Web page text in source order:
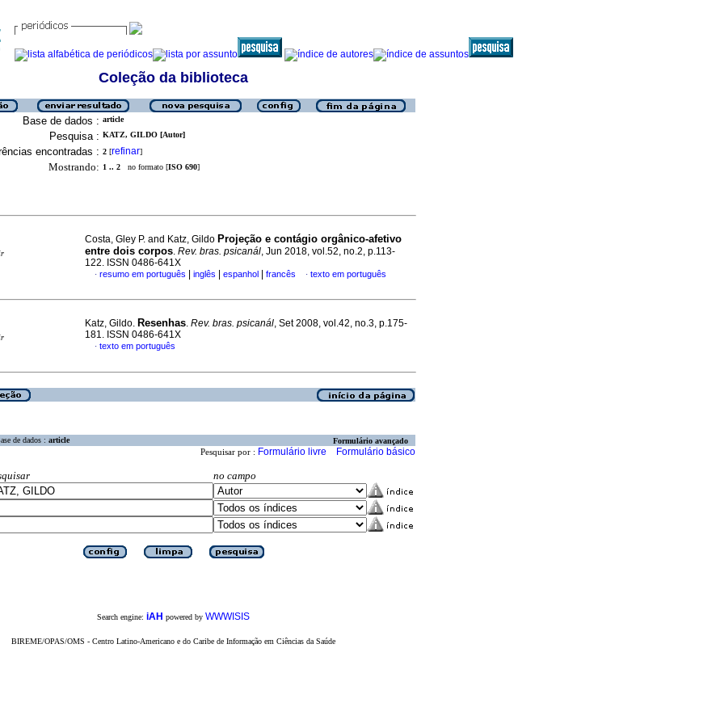
Coleção da biblioteca
Base de dados : article
Pesquisa : KATZ, GILDO [Autor]
encontradas : 2 [refinar]
Mostrando: 1 .. 2 no formato [ISO 690]
Costa, Gley P. and Katz, Gildo Projeção e contágio orgânico-afetivo
entre dois corpos. Rev. bras. psicanál, Jun 2018, vol.52, no.2, p.113-
122. ISSN 0486-641X
· resumo em português inglês espanhol francês · texto em português
Katz, Gildo. Resenhas. Rev. bras. psicanál, Set 2008, vol.42, no.3, p.175-
181. ISSN 0486-641X
· texto em português
de dados : article Formulário avançado
Pesquisar por : Formulário livre Formulário básico
no campo
Search engine: iAH powered by WWWISIS
BIREME/OPAS/OMS - Centro Latino-Americano e do Caribe de Informação em Ciências da Saúde